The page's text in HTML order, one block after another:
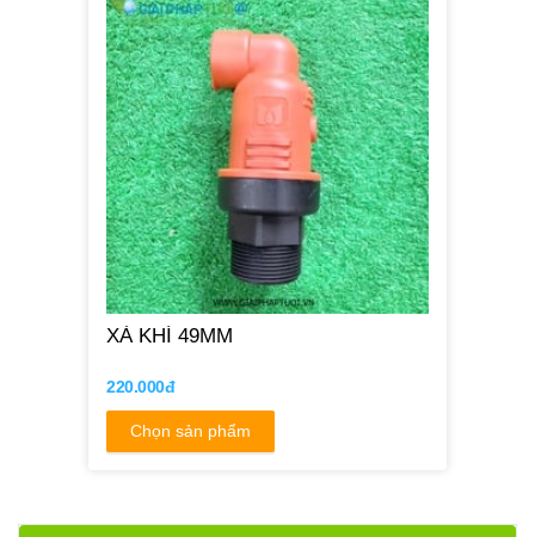
XẢ KHÍ 49MM
220.000đ
Chọn sản phẩm